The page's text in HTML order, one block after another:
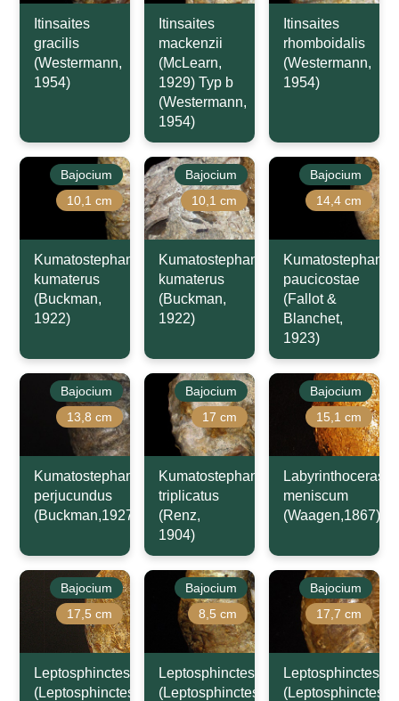
Itinsaites
gracilis
(Westermann,
1954)
Itinsaites
mackenzii
(McLearn,
1929) Typ b
(Westermann,
1954)
Itinsaites
rhomboidalis
(Westermann,
1954)
Bajocium
10,1 cm
Kumatostephanus
kumaterus
(Buckman,
1922)
Bajocium
10,1 cm
Kumatostephanus
kumaterus
(Buckman,
1922)
Bajocium
14,4 cm
Kumatostephanus
paucicostae
(Fallot &
Blanchet,
1923)
Bajocium
13,8 cm
Kumatostephanus
perjucundus
(Buckman,1927)
Bajocium
17 cm
Kumatostephanus
triplicatus
(Renz,
1904)
Bajocium
15,1 cm
Labyrinthoceras
meniscum
(Waagen,1867)
Bajocium
17,5 cm
Leptosphinctes
(Leptosphinctes)
Bajocium
8,5 cm
Leptosphinctes
(Leptosphinctes)
Bajocium
17,7 cm
Leptosphinctes
(Leptosphinctes)